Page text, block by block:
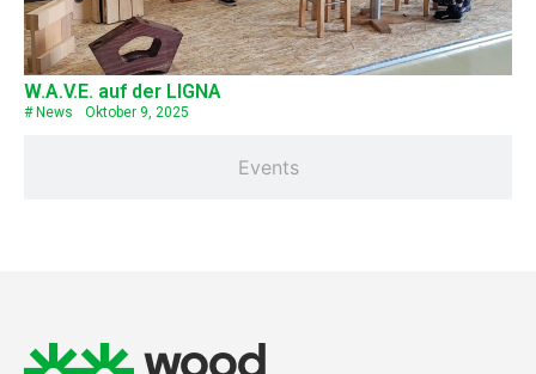
Events
W.A.V.E. auf der LIGNA
# News Oktober 9, 2025